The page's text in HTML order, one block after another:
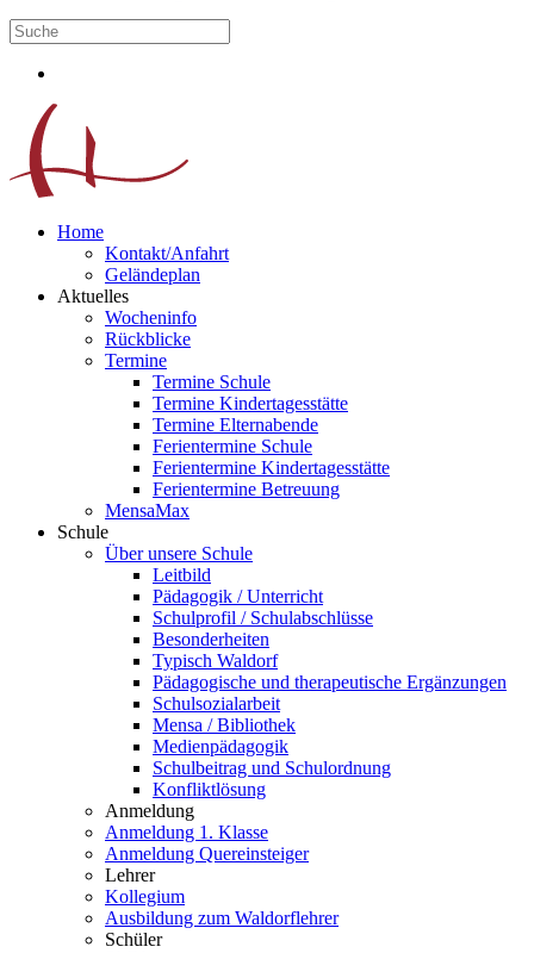
Home
Kontakt/Anfahrt
Geländeplan
Aktuelles
Wocheninfo
Rückblicke
Termine
Termine Schule
Termine Kindertagesstätte
Termine Elternabende
Ferientermine Schule
Ferientermine Kindertagesstätte
Ferientermine Betreuung
MensaMax
Schule
Über unsere Schule
Leitbild
Pädagogik / Unterricht
Schulprofil / Schulabschlüsse
Besonderheiten
Typisch Waldorf
Pädagogische und therapeutische Ergänzungen
Schulsozialarbeit
Mensa / Bibliothek
Medienpädagogik
Schulbeitrag und Schulordnung
Konfliktlösung
Anmeldung
Anmeldung 1. Klasse
Anmeldung Quereinsteiger
Lehrer
Kollegium
Ausbildung zum Waldorflehrer
Schüler